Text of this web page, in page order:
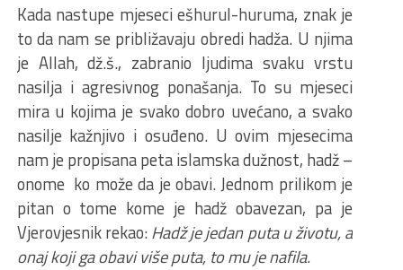
Kada nastupe mjeseci ešhurul-huruma, znak je
to da nam se približavaju obredi hadža. U njima
je Allah, dž.š., zabranio ljudima svaku vrstu
nasilja i agresivnog ponašanja. To su mjeseci
mira u kojima je svako dobro uvećano, a svako
nasilje kažnjivo i osuđeno. U ovim mjesecima
nam je propisana peta islamska dužnost, hadž –
onome ko može da je obavi. Jednom prilikom je
pitan o tome kome je hadž obavezan, pa je
Vjerovjesnik rekao:Hadž je jedan puta u životu, a
onaj koji ga obavi više puta, to mu je nafila.